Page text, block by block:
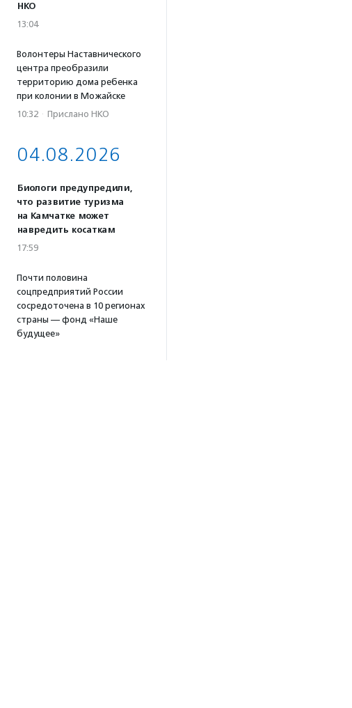
НКО
13:04
Волонтеры Наставнического
центра преобразили
территорию дома ребенка
при колонии в Можайске
10:32 · Прислано НКО
04.08.2026
Биологи предупредили,
что развитие туризма
на Камчатке может
навредить косаткам
17:59
Почти половина
соцпредприятий России
сосредоточена в 10 регионах
страны — фонд «Наше
будущее»